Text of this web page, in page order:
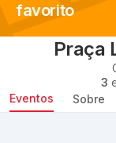
favorito
Praça
3
Eventos
Sobre